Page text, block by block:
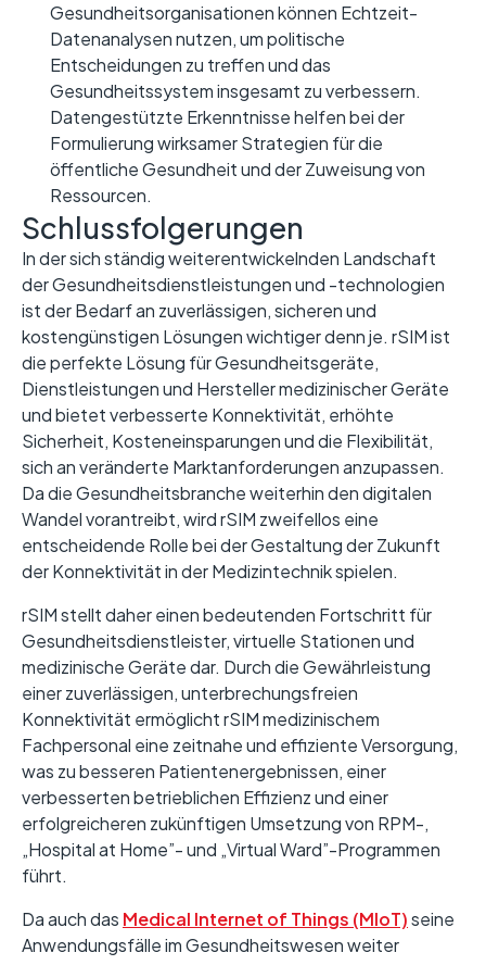
Gesundheitsorganisationen können Echtzeit-
Datenanalysen nutzen, um politische
Entscheidungen zu treffen und das
Gesundheitssystem insgesamt zu verbessern.
Datengestützte Erkenntnisse helfen bei der
Formulierung wirksamer Strategien für die
öffentliche Gesundheit und der Zuweisung von
Ressourcen.
Schlussfolgerungen
In der sich ständig weiterentwickelnden Landschaft
der Gesundheitsdienstleistungen und -technologien
ist der Bedarf an zuverlässigen, sicheren und
kostengünstigen Lösungen wichtiger denn je. rSIM ist
die perfekte Lösung für Gesundheitsgeräte,
Dienstleistungen und Hersteller medizinischer Geräte
und bietet verbesserte Konnektivität, erhöhte
Sicherheit, Kosteneinsparungen und die Flexibilität,
sich an veränderte Marktanforderungen anzupassen.
Da die Gesundheitsbranche weiterhin den digitalen
Wandel vorantreibt, wird rSIM zweifellos eine
entscheidende Rolle bei der Gestaltung der Zukunft
der Konnektivität in der Medizintechnik spielen.
rSIM stellt daher einen bedeutenden Fortschritt für
Gesundheitsdienstleister, virtuelle Stationen und
medizinische Geräte dar. Durch die Gewährleistung
einer zuverlässigen, unterbrechungsfreien
Konnektivität ermöglicht rSIM medizinischem
Fachpersonal eine zeitnahe und effiziente Versorgung,
was zu besseren Patientenergebnissen, einer
verbesserten betrieblichen Effizienz und einer
erfolgreicheren zukünftigen Umsetzung von RPM-,
„Hospital at Home”- und „Virtual Ward”-Programmen
führt.
Da auch das Medical Internet of Things (MIoT)seine
Anwendungsfälle im Gesundheitswesen weiter